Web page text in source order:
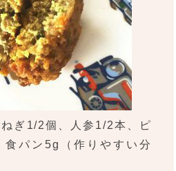
ぎ1/2個、人参1/2本、ピ
パン5g（作りやすい分